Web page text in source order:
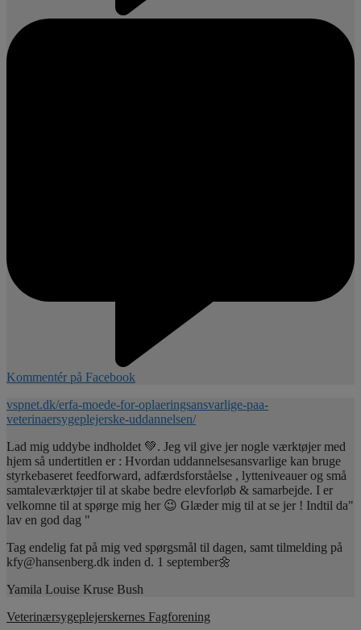
Kommentér på Facebook
vspnet.dk/erfa-moede-for-oplaeringsansvarlige-paa-
veterinaersygeplejerske-uddannelsen/
Lad mig uddybe indholdet 💚. Jeg vil give jer nogle værktøjer med
hjem så undertitlen er : Hvordan uddannelsesansvarlige kan bruge
styrkebaseret feedforward, adfærdsforståelse , lytteniveauer og små
samtaleværktøjer til at skabe bedre elevforløb & samarbejde. I er
velkomne til at spørge mig her 😉 Glæder mig til at se jer ! Indtil da"
lav en god dag "
Tag endelig fat på mig ved spørgsmål til dagen, samt tilmelding på
kfy@hansenberg.dk inden d. 1 september🌼
Yamila Louise Kruse Bush
Veterinærsygeplejerskernes Fagforening